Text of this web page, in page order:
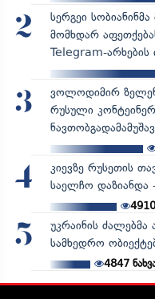
2
სერგეი
მომხდარ
Telegram-
3
ვოლოდიმირ
რუსული
4
კიევზე რუსეთის
საელჩო დაზიანდა
4910
5
უკრაინის
სამხედრო
4847